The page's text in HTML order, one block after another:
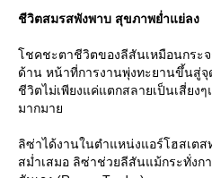
ชีวิตสมรสพังพาบ สุขภาพย่ำแย่ลง
ชคชะตาชีวิตของลีสันเหมือนกระจ
ด้าน หน้าที่การงานพุ่งทะยานขึ้นสู่
ชีวิตไม่เพียงแค่แตกสลายเป็นเสี่ยง
มากมา
ลิซ่าได้งานในตำแหน่งแอร์โฮสเตส
สม่ำเสมอ ลิซ่าช่วยลีสันแม้กระทั่งก